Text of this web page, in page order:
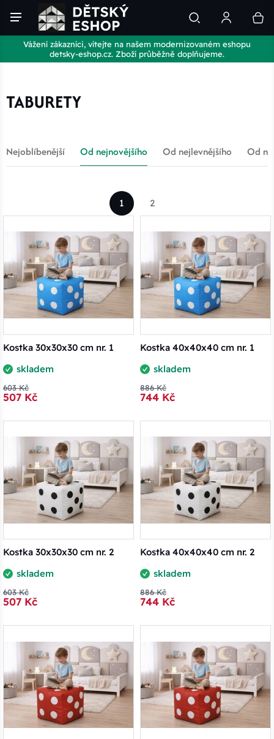
Vážení zákazníci, vítejte na našem modernizovaném eshopu
detsky-eshop.cz. Zboží průběžně doplňujeme.
TABURETY
Nejoblíbenější Od nejnovějšího Od nejlevnějšího Od
1 2
Kostka 30x30x30 cm nr. 1
skladem
603 Kč
507 Kč
Kostka 40x40x40 cm nr. 1
skladem
886 Kč
744 Kč
Kostka 30x30x30 cm nr. 2
skladem
603 Kč
507 Kč
Kostka 40x40x40 cm nr. 2
skladem
886 Kč
744 Kč